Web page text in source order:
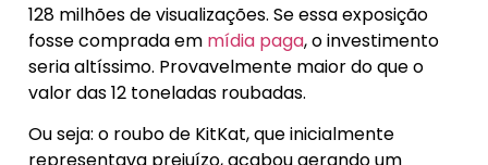
128 milhões de visualizações. Se essa exposição
fosse comprada em mídia paga, o investimento
seria altíssimo. Provavelmente maior do que o
valor das 12 toneladas roubadas.
Ou seja: o roubo de KitKat, que inicialmente